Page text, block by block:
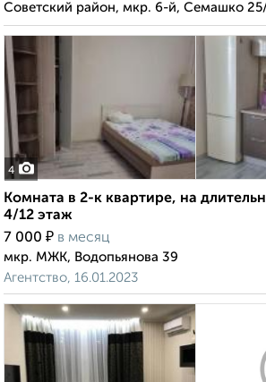
Советский район, мкр. 6-й, Семашко
4
Комната в 2-к квартире, на
4/12 этаж
7 000 ₽ в месяц
мкр. МЖК, Водопьянова 39
Агентство, 16.01.2023